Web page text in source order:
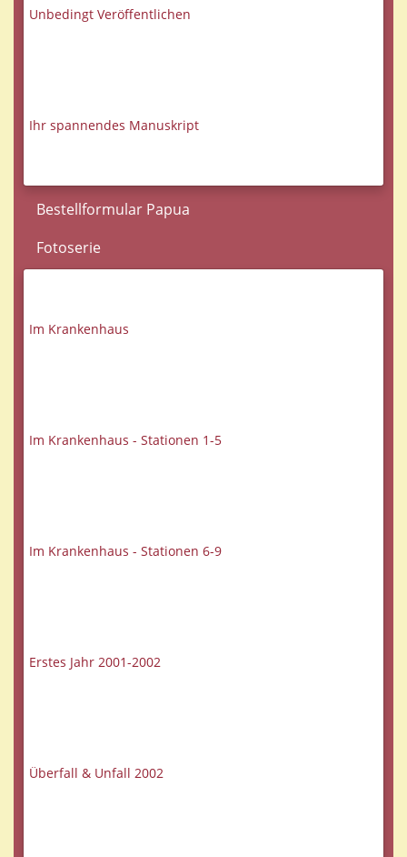
Unbedingt Veröffentlichen
Ihr spannendes Manuskript
Bestellformular Papua
Fotoserie
Im Krankenhaus
Im Krankenhaus - Stationen 1-5
Im Krankenhaus - Stationen 6-9
Erstes Jahr 2001-2002
Überfall & Unfall 2002